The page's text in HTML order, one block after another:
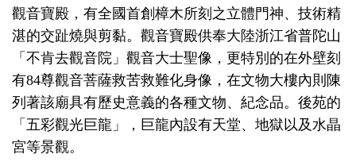
觀音寶殿，有全國首創樟木所刻之立體門神、技術精
湛的交趾燒與剪黏。觀音寶殿供奉大陸浙江省普陀山
「不肯去觀音院」觀音大士聖像，更特別的在外壁刻
有84尊觀音菩薩救苦救難化身像，在文物大樓內則陳
列著該廟具有歷史意義的各種文物、紀念品。後苑的
「五彩觀光巨龍」，巨龍內設有天堂、地獄以及水晶
宮等景觀。